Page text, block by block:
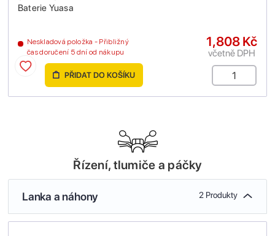
Baterie Yuasa
Neskladová položka - Přibližný
čas doručení 5 dní od nákupu
1,808 Kč
včetně DPH
PŘIDAT DO KOŠÍKU
Řízení, tlumiče a páčky
Lanka a náhony 2 Produkty